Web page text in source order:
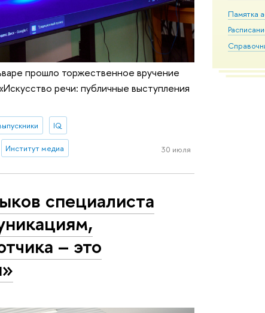
Памятка
прошло торжественное вручение
речи: публичные выступления
IQ
Институт медиа 30 июля
специалиста
– это